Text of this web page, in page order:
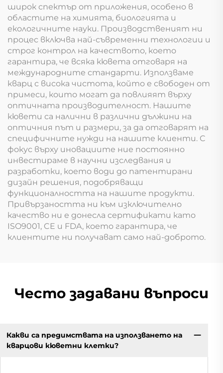
широк спектър от приложения, особено в
областите на химията, биологията и
екологичните науки. Производственият ни
процес включва най-съвременни технологии и
строг контрол на качеството, което
гарантира, че всяка кювета отговаря на
международните стандарти. Използваме
кварц с висока чистота, който е свободен от
примеси, които могат да повлияят върху
оптичната производителност. Нашите
кювети са налични в различни дължини на
оптичния път и размери, за да отговарят на
специфичните нужди на нашите клиенти. С
фокус върху иновациите ние постоянно
инвестираме в научни изследвания и
разработки, което води до патентирани
дизайн решения, подобряващи
функционалността на нашите продукти.
Привързаността ни към изключително
качество ни е донесла сертификати като
ISO9001, CE и FDA, което гарантира, че
клиентите ни получават само най-доброто.
Често задавани въпроси
Какви са предимствата на използването на
кварцови кюветни клетки?